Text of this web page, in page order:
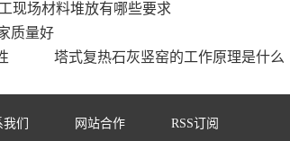
现场材料堆放有哪些要求
质量好
塔式复热石灰竖窑的工作原理是什么
们 网站合作 RSS订阅